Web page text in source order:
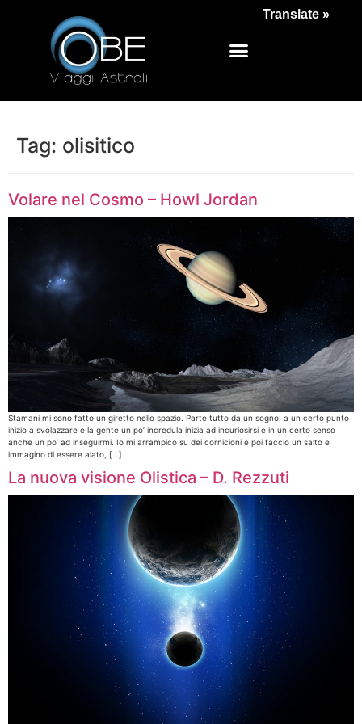
Tag: olisitico
Volare nel Cosmo – Howl Jordan
Stamani mi sono fatto un giretto nello spazio. Parte tutto da un sogno: a un certo punto
inizio a svolazzare e la gente un po’ incredula inizia ad incuriosirsi e in un certo senso
anche un po’ ad inseguirmi. Io mi arrampico su dei cornicioni e poi faccio un salto e
immagino di essere alato, […]
La nuova visione Olistica – D. Rezzuti
Translate »